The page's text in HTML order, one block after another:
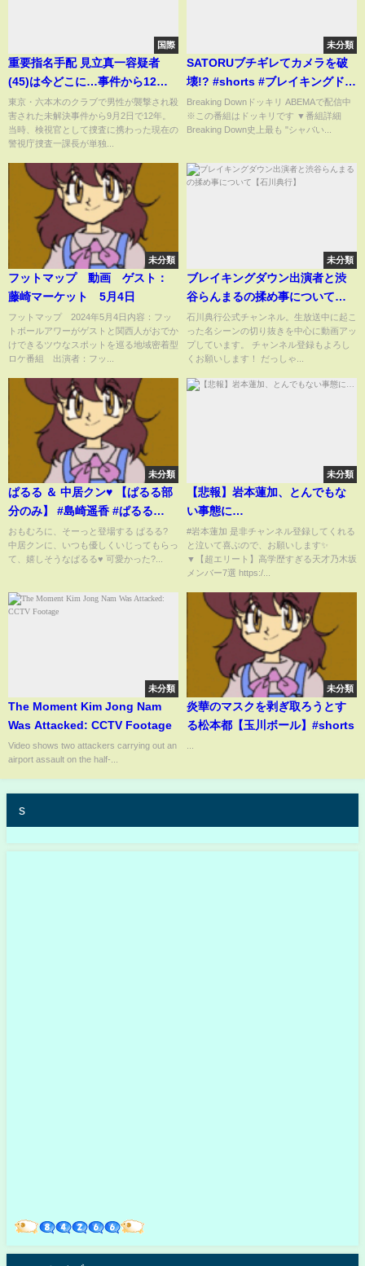
国際
重要指名手配 見立真一容疑者
(45)は今どこに…事件から12
年 警視庁捜査一課長“六本木クラ
ブ襲撃事件”をカメラに初めて語
る｜TBS NEWS DIG
東京・六本木のクラブで男性が襲撃され殺
害された未解決事件から9月2日で12年。
当時、検視官として捜査に携わった現在の
警視庁捜査一課長が単独...
未分類
SATORUブチギレてカメラを破
壊!? #shorts #ブレイキングドッ
キリ #ブレイキングダウン
#ABEMA #朝倉未来 #SATORU #
アベマでbreakingdown
Breaking Downドッキリ ABEMAで配信中
※この番組はドッキリです ▼番組詳細
Breaking Down史上最も "シャバい...
未分類
フットマップ 動画 ゲスト：
藤崎マーケット 5月4日
フットマップ 2024年5月4日内容：フッ
トボールアワーがゲストと関西人がおでか
けできるツウなスポットを巡る地域密着型
ロケ番組 出演者：フッ...
未分類
ブレイキングダウン出演者と渋
谷らんまるの揉め事について
【石川典行】
石川典行公式チャンネル。生放送中に起こ
った名シーンの切り抜きを中心に動画アッ
プしています。 チャンネル登録もよろし
くお願いします！ だっしゃ...
未分類
ぱるる ＆ 中居クン♥️ 【ぱるる部
分のみ】 #島崎遥香 #ぱるる
#Shorts #AKB48 #中居正広 #川
栄李奈 #木崎ゆりあ
おもむろに、そーっと登場する ぱるる?
中居クンに、いつも優しくいじってもらっ
て、嬉しそうなぱるる♥️ 可愛かった?...
未分類
【悲報】岩本蓮加、とんでもな
い事態に…
#岩本蓮加 是非チャンネル登録してくれる
と泣いて喜ぶので、お願いします✨
▼【超エリート】高学歴すぎる天才乃木坂
メンバー7選 https:/...
未分類
The Moment Kim Jong Nam
Was Attacked: CCTV Footage
Video shows two attackers carrying out an
airport assault on the half-...
未分類
炎華のマスクを剥ぎ取ろうとす
る松本都【玉川ボール】#shorts
s